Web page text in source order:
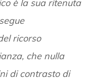
è la sua ritenuta
ricorso
che nulla
di contrasto di